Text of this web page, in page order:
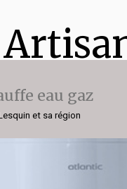
eau gaz
et sa région